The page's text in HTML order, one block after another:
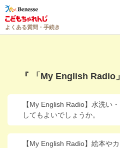
よくある質問・手続き
よくある質問・お問い合わせ
カテゴリーから探す
お問い合わせ窓口
『 「My English Radio
【My English Radio】水洗い
してもよいでしょうか。
【My English Radio】絵本や